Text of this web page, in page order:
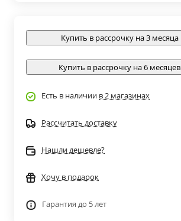
Купить в рассрочку на 3 месяца
Купить в рассрочку на 6 месяцев
Есть в наличии в 2 магазинах
Рассчитать доставку
Нашли дешевле?
Хочу в подарок
Гарантия до 5 лет